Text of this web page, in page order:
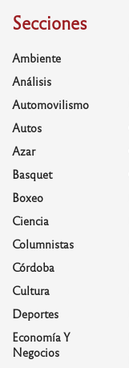
Secciones
Ambiente
Análisis
Automovilismo
Autos
Azar
Basquet
Boxeo
Ciencia
Columnistas
Córdoba
Cultura
Deportes
Economía Y
Negocios